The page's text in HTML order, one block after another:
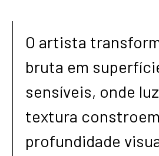
O artista
bruta em
sensíveis, onde
textura constroem
profundidade